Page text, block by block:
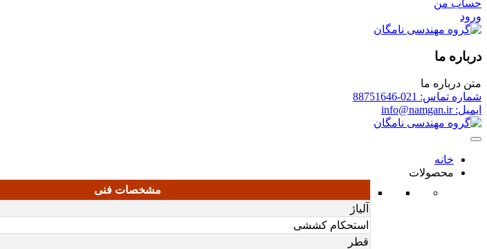
حساب من
ورود
درباره ما
متن درباره ما
شماره تماس: 021-88751646
ایمیل: info@namgan.ir
خانه
محصولات
مشخصات فنی
آلیاژ
استحکام کششی
قطر